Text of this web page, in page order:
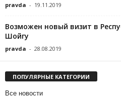
pravda - 19.11.2019
Возможен новый визит в
Шойгу
pravda - 28.08.2019
ПОПУЛЯРНЫЕ КАТЕГОРИИ
Все новости